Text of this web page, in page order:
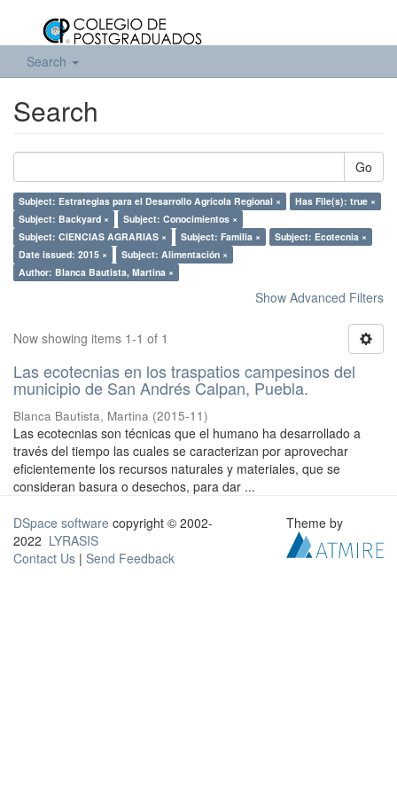
Search
Search
Go
Subject: Estrategias para el Desarrollo Agrícola Regional ×
Has File(s): true ×
Subject: Backyard ×
Subject: Conocimientos ×
Subject: CIENCIAS AGRARIAS ×
Subject: Familia ×
Subject: Ecotecnia ×
Date issued: 2015 ×
Subject: Alimentación ×
Author: Blanca Bautista, Martina ×
Show Advanced Filters
Now showing items 1-1 of 1
Las ecotecnias en los traspatios campesinos del
municipio de San Andrés Calpan, Puebla.
Blanca Bautista, Martina (2015-11)
Las ecotecnias son técnicas que el humano ha desarrollado a
través del tiempo las cuales se caracterizan por aprovechar
eficientemente los recursos naturales y materiales, que se
consideran basura o desechos, para dar ...
DSpace software copyright © 2002-
2022 LYRASIS
Contact Us | Send Feedback
Theme by